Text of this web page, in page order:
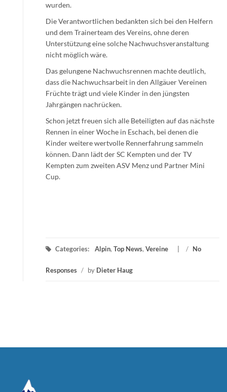
wurden.
Die Verantwortlichen bedankten sich bei den Helfern
und dem Trainerteam des Vereins, ohne deren
Unterstützung eine solche Nachwuchsveranstaltung
nicht möglich wäre.
Das gelungene Nachwuchsrennen machte deutlich,
dass die Nachwuchsarbeit in den Allgäuer Vereinen
Früchte trägt und viele Kinder in den jüngsten
Jahrgängen nachrücken.
Schon jetzt freuen sich alle Beteiligten auf das nächste
Rennen in einer Woche in Eschach, bei denen die
Kinder weitere wertvolle Rennerfahrung sammeln
können. Dann lädt der SC Kempten und der TV
Kempten zum zweiten ASV Menz und Partner Mini
Cup.
Categories: Alpin, Top News, Vereine / No
Responses / by Dieter Haug